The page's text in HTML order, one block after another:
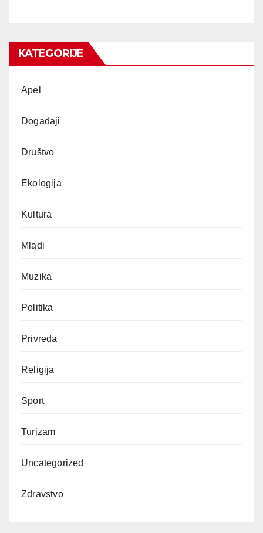
KATEGORIJE
Apel
Događaji
Društvo
Ekologija
Kultura
Mladi
Muzika
Politika
Privreda
Religija
Sport
Turizam
Uncategorized
Zdravstvo